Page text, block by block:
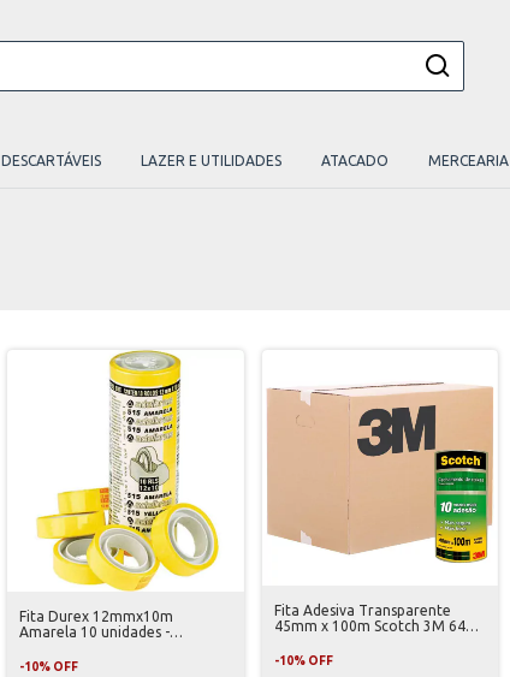
DESCARTÁVEIS LAZER E UTILIDADES ATACADO MERCEARIA
Fita Durex 12mmx10m
Amarela 10 unidades -
-10% OFF
Fita Adesiva Transparente
45mm x 100m Scotch 3M 64
-10% OFF